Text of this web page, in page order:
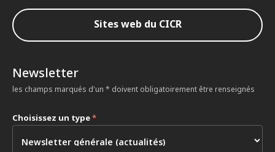
Sites web du CICR
Newsletter
les champs marqués d'un * doivent obligatoirement être renseignés
Choisissez un type*